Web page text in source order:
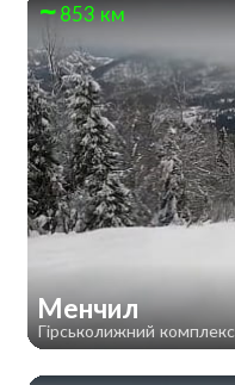
853 км
Менчил
Гірськолижний комплекс